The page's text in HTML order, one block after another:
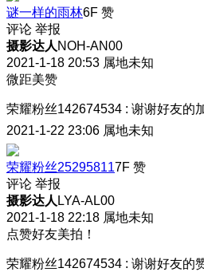
谜一样的雨林6F 赞
评论 举报
摄影达人 NOH-AN00
2021-1-18 20:53 属地未知
微距美赞
荣耀粉丝142674534 : 谢谢好友的
2021-1-22 23:06 属地未知
荣耀粉丝252958117F 赞
评论 举报
摄影达人 LYA-AL00
2021-1-18 22:18 属地未知
点赞好友美拍！
荣耀粉丝142674534 : 谢谢好友的